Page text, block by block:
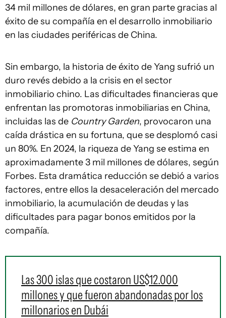
34 mil millones de dólares, en gran parte gracias al
éxito de su compañía en el desarrollo inmobiliario
en las ciudades periféricas de China.
Sin embargo, la historia de éxito de Yang sufrió un
duro revés debido a la crisis en el sector
inmobiliario chino. Las dificultades financieras que
enfrentan las promotoras inmobiliarias en China,
incluidas las de Country Garden, provocaron una
caída drástica en su fortuna, que se desplomó casi
un 80%. En 2024, la riqueza de Yang se estima en
aproximadamente 3 mil millones de dólares, según
Forbes. Esta dramática reducción se debió a varios
factores, entre ellos la desaceleración del mercado
inmobiliario, la acumulación de deudas y las
dificultades para pagar bonos emitidos por la
compañía.
Las 300 islas que costaron US$12.000
millones y que fueron abandonadas por los
millonarios en Dubái